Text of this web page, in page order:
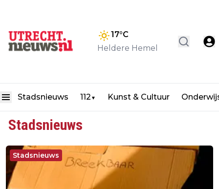
17°C
Heldere Hemel
Stadsnieuws 112 ▼ Kunst & Cultuur
Stadsnieuws
Stadsnieuws